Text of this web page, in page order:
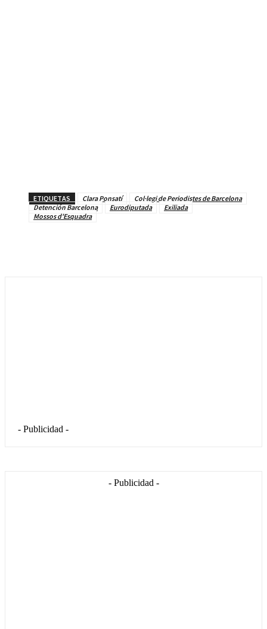
ETIQUETAS Clara Ponsatí
Col·legi de Periodistes de Barcelona
Detención Barcelona
Eurodiputada
Exiliada
Mossos d'Esquadra
- Publicidad -
- Publicidad -